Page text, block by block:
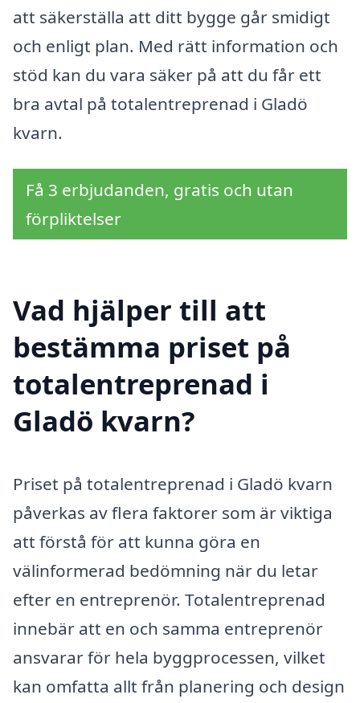
att säkerställa att ditt bygge går smidigt
och enligt plan. Med rätt information och
stöd kan du vara säker på att du får ett
bra avtal på totalentreprenad i Gladö
kvarn.
Få 3 erbjudanden, gratis och utan
förpliktelser
Vad hjälper till att
bestämma priset på
totalentreprenad i
Gladö kvarn?
Priset på totalentreprenad i Gladö kvarn
påverkas av flera faktorer som är viktiga
att förstå för att kunna göra en
välinformerad bedömning när du letar
efter en entreprenör. Totalentreprenad
innebär att en och samma entreprenör
ansvarar för hela byggprocessen, vilket
kan omfatta allt från planering och design